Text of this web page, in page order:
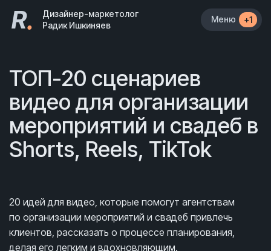
R.
Дизайнер-маркетолог
Радик Ишкиняев
Меню +1
ТОП-20 сценариев
видео для организации
мероприятий и свадеб в
Shorts, Reels, TikTok
20 идей для видео, которые помогут агентствам
по организации мероприятий и свадеб привлечь
клиентов, рассказать о процессе планирования,
делая его легким и вдохновляющим.